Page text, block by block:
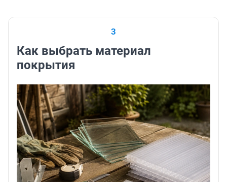
3
Как выбрать материал
покрытия